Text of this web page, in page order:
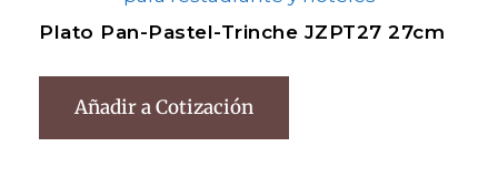
Plato Pan-Pastel-Trinche JZPT27 27cm
Añadir a Cotización